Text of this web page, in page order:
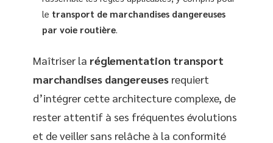
le transport de marchandises dangereuses
par voie routière
Maîtriser la réglementation transport
marchandises dangereuses requiert
d’intégrer cette architecture complexe, de
rester attentif à ses fréquentes évolutions
et de veiller sans relâche à la conformité